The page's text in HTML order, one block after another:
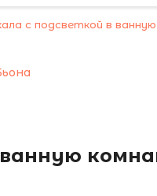
с подсветкой в ванную